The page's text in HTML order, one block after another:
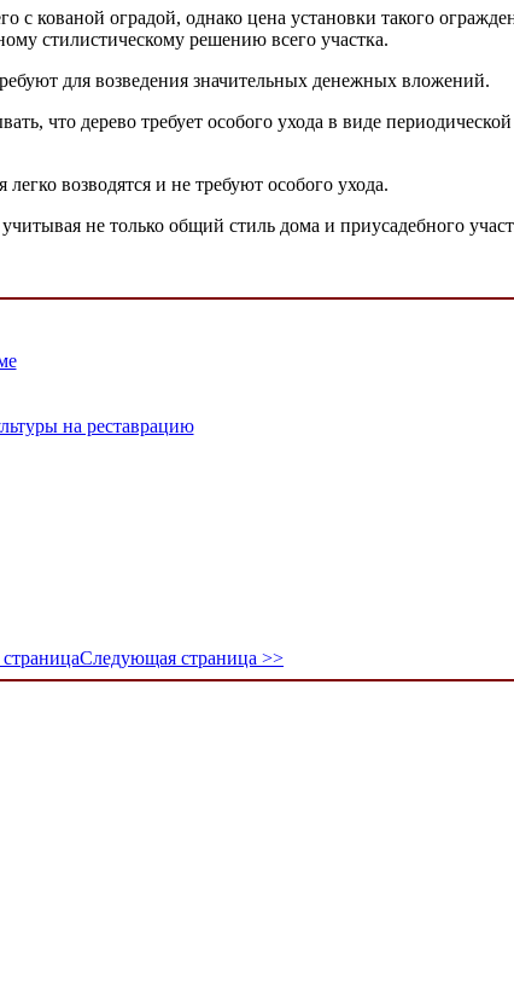
кованой оградой, однако цена установки такого
стилистическому решению всего участка.
для возведения значительных денежных вложений.
что дерево требует особого ухода в виде
возводятся и не требуют особого ухода.
не только общий стиль дома и приусадебного
на реставрацию
Следующая страница >>